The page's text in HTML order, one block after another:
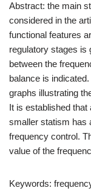
Abstract: the main
considered in the
functional features
regulatory stages is
between the
balance is
graphs illustrating
It is established that
smaller statism has
frequency control.
value of the
Keywords: